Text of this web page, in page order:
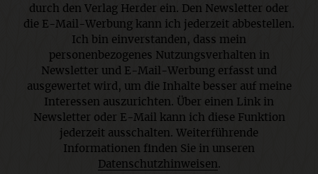
durch den Verlag Herder ein. Den Newsletter oder
die E-Mail-Werbung kann ich jederzeit abbestellen.
Ich bin einverstanden, dass mein
personenbezogenes Nutzungsverhalten in
Newsletter und E-Mail-Werbung erfasst und
ausgewertet wird, um die Inhalte besser auf meine
Interessen auszurichten. Über einen Link in
Newsletter oder E-Mail kann ich diese Funktion
jederzeit ausschalten. Weiterführende
Informationen finden Sie in unseren
Datenschutzhinweisen.